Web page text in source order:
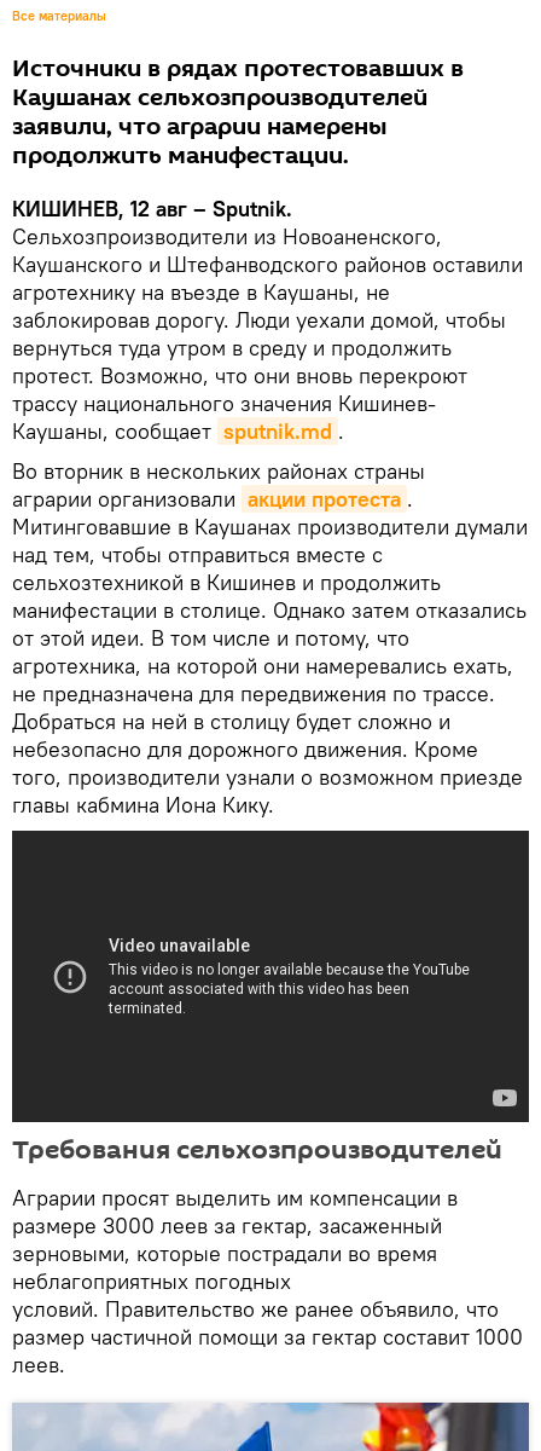
Все материалы
Источники в рядах протестовавших в
Каушанах сельхозпроизводителей
заявили, что аграрии намерены
продолжить манифестации.
КИШИНЕВ, 12 авг – Sputnik.
Сельхозпроизводители из Новоаненского,
Каушанского и Штефанводского районов оставили
агротехнику на въезде в Каушаны, не
заблокировав дорогу. Люди уехали домой, чтобы
вернуться туда утром в среду и продолжить
протест. Возможно, что они вновь перекроют
трассу национального значения Кишинев-
Каушаны, сообщает sputnik.md .
Во вторник в нескольких районах страны
аграрии организовали акции протеста .
Митинговавшие в Каушанах производители думали
над тем, чтобы отправиться вместе с
сельхозтехникой в Кишинев и продолжить
манифестации в столице. Однако затем отказались
от этой идеи. В том числе и потому, что
агротехника, на которой они намеревались ехать,
не предназначена для передвижения по трассе.
Добраться на ней в столицу будет сложно и
небезопасно для дорожного движения. Кроме
того, производители узнали о возможном приезде
главы кабмина Иона Кику.
Требования сельхозпроизводителей
Аграрии просят выделить им компенсации в
размере 3000 леев за гектар, засаженный
зерновыми, которые пострадали во время
неблагоприятных погодных
условий. Правительство же ранее объявило, что
размер частичной помощи за гектар составит 1000
леев.